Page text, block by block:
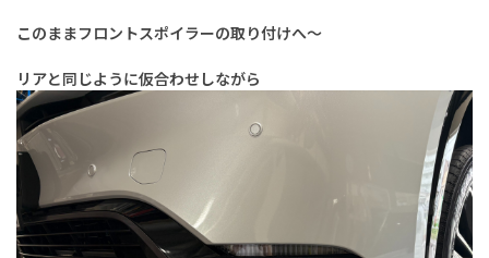
このままフロントスポイラーの取り付けへ～
リアと同じように仮合わせしながら